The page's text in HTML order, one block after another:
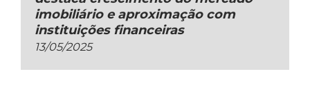
imobiliário e aproximação com
instituições financeiras
13/05/2025